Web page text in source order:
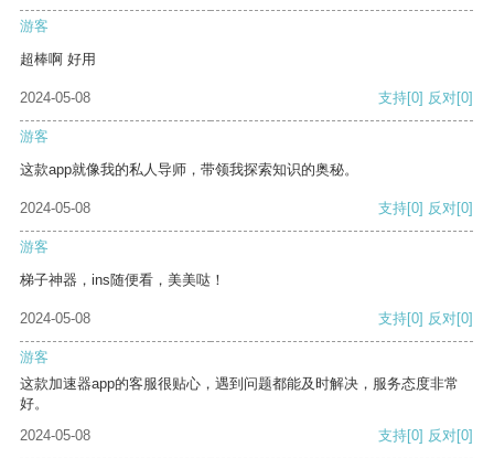
游客
超棒啊 好用
2024-05-08 支持[0] 反对[0]
游客
这款app就像我的私人导师，带领我探索知识的奥秘。
2024-05-08 支持[0] 反对[0]
游客
梯子神器，ins随便看，美美哒！
2024-05-08 支持[0] 反对[0]
游客
这款加速器app的客服很贴心，遇到问题都能及时解决，服务态度非常
好。
2024-05-08
支持[0] 反对[0]